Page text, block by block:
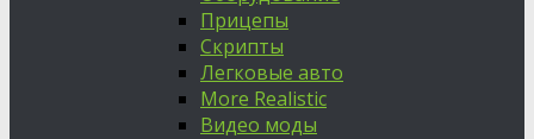
Прицепы
Скрипты
Легковые авто
More Realistic
Видео моды